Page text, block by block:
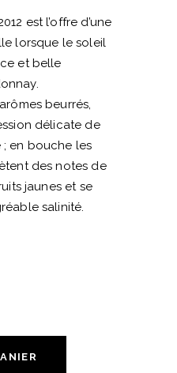
est l’offre d’une
lorsque le soleil
et belle
beurrés,
délicate de
; en bouche les
des notes de
jaunes et se
salinité.